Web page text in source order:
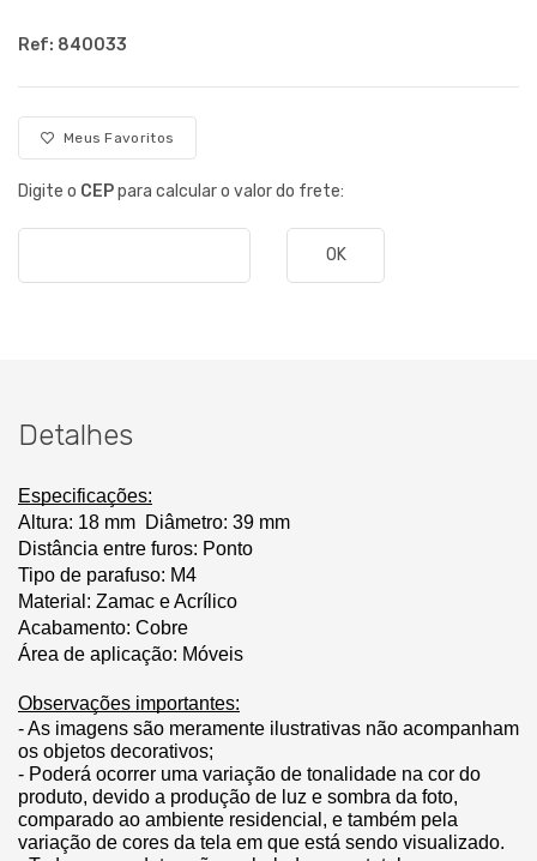
Ref: 840033
Meus Favoritos
Digite o CEPpara calcular o valor do frete:
OK
Detalhes
Especificações:
Altura: 18 mm Diâmetro: 39 mm
Distância entre furos: Ponto
Tipo de parafuso: M4
Material: Zamac e Acrílico
Acabamento: Cobre
Área de aplicação: Móveis
Observações importantes:
- As imagens são meramente ilustrativas não acompanham
os objetos decorativos;
- Poderá ocorrer uma variação de tonalidade na cor do
produto, devido a produção de luz e sombra da foto,
comparado ao ambiente residencial, e também pela
variação de cores da tela em que está sendo visualizado.